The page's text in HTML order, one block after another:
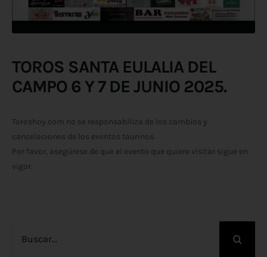
TOROS SANTA EULALIA DEL
CAMPO 6 Y 7 DE JUNIO 2025.
Toroshoy.com no se responsabiliza de los cambios y
cancelaciones de los eventos taurinos.
Por favor, asegúrese de que el evento que quiere visitar sigue en
vigor.